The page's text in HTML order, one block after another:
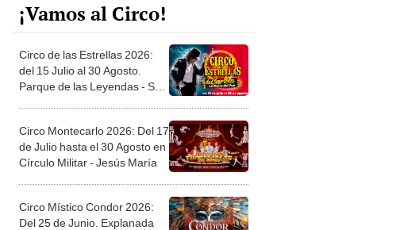
¡Vamos al Circo!
Circo de las Estrellas 2026:
del 15 Julio al 30 Agosto.
Parque de las Leyendas - San
Circo Montecarlo 2026: Del 17
de Julio hasta el 30 Agosto en
Círculo Militar - Jesús María
Circo Místico Condor 2026:
Del 25 de Junio. Explanada